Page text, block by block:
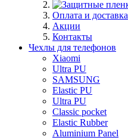
Оплата и доставка
Акции
Контакты
Чехлы для телефонов
Xiaomi
Ultra PU
SAMSUNG
Elastic PU
Ultra PU
Classic pocket
Elastic Rubber
Aluminium Panel